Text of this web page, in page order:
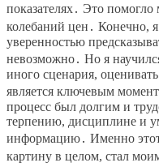
показателях․ Это
колебаний цен․ Конечно,
уверенностью
невозможно․ Но я
иного сценария,
является ключевым
процесс был долгим и
терпению, дисциплине и
информацию․ Именно
картину в целом, стал